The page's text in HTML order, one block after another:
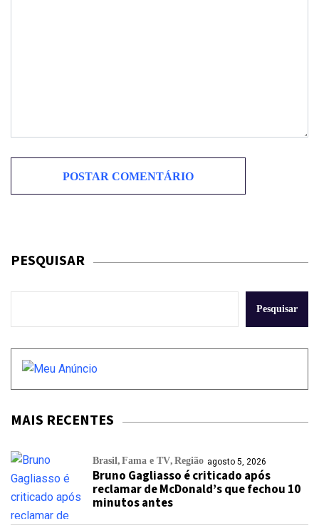
PESQUISAR
Pesquisar
MAIS RECENTES
Brasil Fama e TV Região agosto 5, 2026
Bruno Gagliasso é criticado após
reclamar de McDonald’s que fechou 10
minutos antes